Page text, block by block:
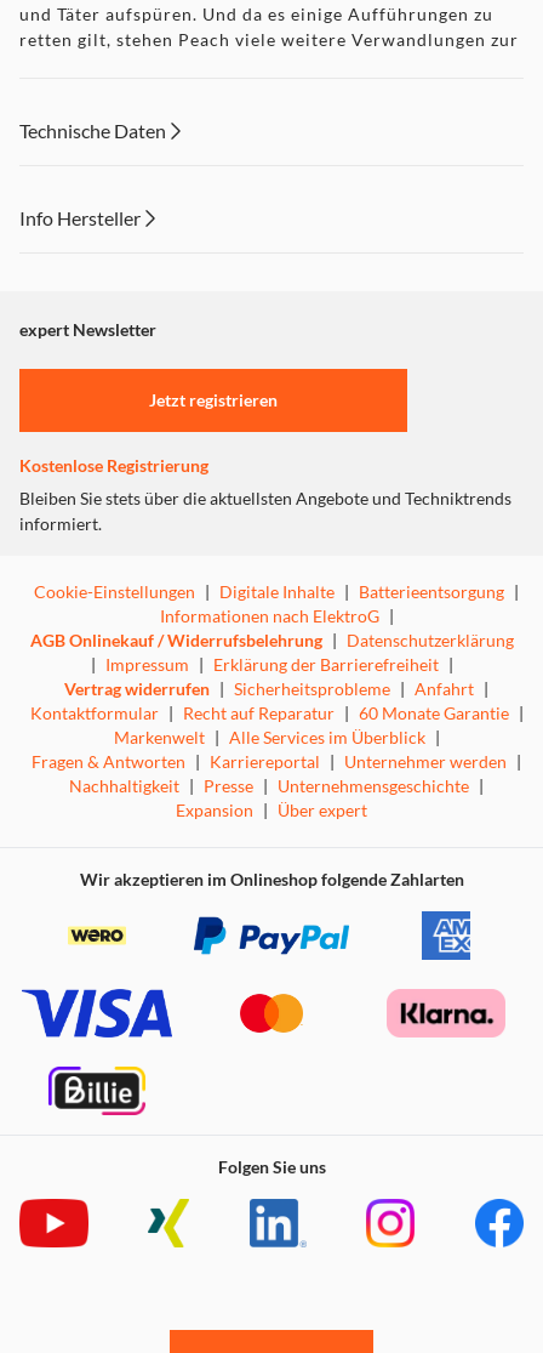
und Täter aufspüren. Und da es einige Aufführungen zu
retten gilt, stehen Peach viele weitere Verwandlungen zur
Technische Daten
Info Hersteller
"Marketing".
Einstellungen anpassen
expert Newsletter
Jetzt registrieren
Kostenlose Registrierung
Bleiben Sie stets über die aktuellsten Angebote und Techniktrends
informiert.
Cookie-Einstellungen | Digitale Inhalte | Batterieentsorgung |
Informationen nach ElektroG |
AGB Onlinekauf / Widerrufsbelehrung | Datenschutzerklärung
| Impressum | Erklärung der Barrierefreiheit |
Vertrag widerrufen | Sicherheitsprobleme | Anfahrt |
Kontaktformular | Recht auf Reparatur | 60 Monate Garantie |
Markenwelt | Alle Services im Überblick |
Fragen & Antworten | Karriereportal | Unternehmer werden |
Nachhaltigkeit | Presse | Unternehmensgeschichte |
Expansion | Über expert
Wir akzeptieren im Onlineshop folgende Zahlarten
Folgen Sie uns